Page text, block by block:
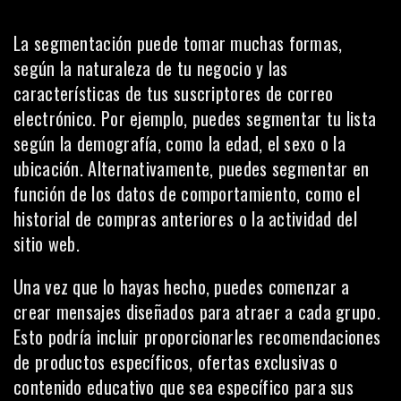
La segmentación puede tomar muchas formas,
según la naturaleza de tu negocio y las
características de tus suscriptores de correo
electrónico. Por ejemplo, puedes segmentar tu lista
según la demografía, como la edad, el sexo o la
ubicación. Alternativamente, puedes segmentar en
función de los datos de comportamiento, como el
historial de compras anteriores o la actividad del
sitio web.
Una vez que lo hayas hecho, puedes comenzar a
crear mensajes diseñados para atraer a cada grupo.
Esto podría incluir proporcionarles recomendaciones
de productos específicos, ofertas exclusivas o
contenido educativo que sea específico para sus